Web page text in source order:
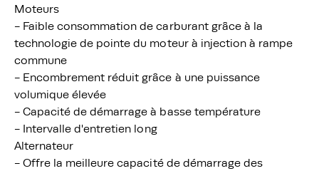
Moteurs
- Faible consommation de carburant grâce à la
technologie de pointe du moteur à injection à rampe
commune
- Encombrement réduit grâce à une puissance
volumique élevée
- Capacité de démarrage à basse température
- Intervalle d'entretien long
Alternateur
- Offre la meilleure capacité de démarrage des